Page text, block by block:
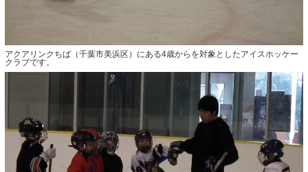
アクアリンクちば（千葉市美浜区）にある4歳からを対象としたアイスホッケー
クラブです。